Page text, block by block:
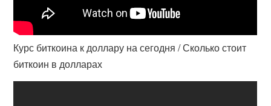
Курс биткоина к доллару на сегодня / Сколько стоит
биткоин в долларах